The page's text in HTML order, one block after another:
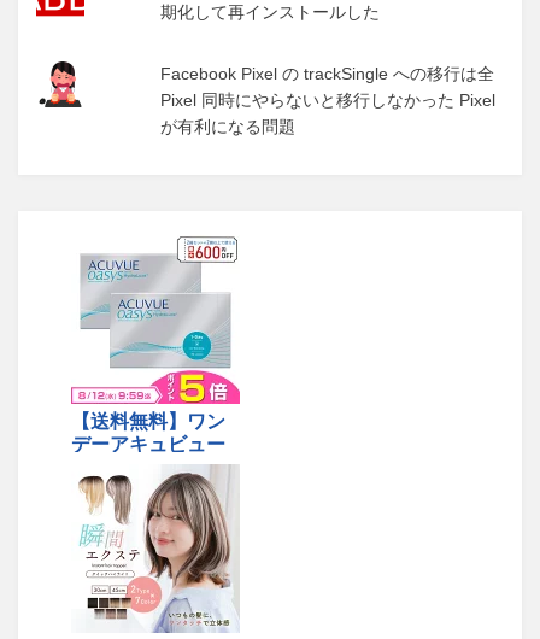
期化して再インストールした
Facebook Pixel の trackSingle への移行は全
Pixel 同時にやらないと移行しなかった Pixel
が有利になる問題